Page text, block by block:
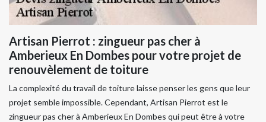
Artisan Pierrot : zingueur pas cher à
Amberieux En Dombes pour votre projet de
renouvèlement de toiture
La complexité du travail de toiture laisse penser les gens que leur
projet semble impossible. Cependant, Artisan Pierrot est le
zingueur pas cher à Amberieux En Dombes qui peut être à votre